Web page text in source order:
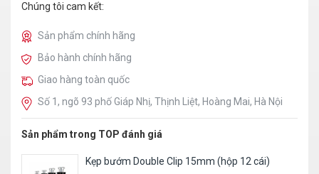
Chúng tôi cam kết:
Sản phẩm chính hãng
Bảo hành chính hãng
Giao hàng toàn quốc
Số 1, ngõ 93 phố Giáp Nhị, Thịnh Liệt, Hoàng Mai, Hà Nội
Sản phẩm trong TOP đánh giá
Băng xoá khô Plus WH505T